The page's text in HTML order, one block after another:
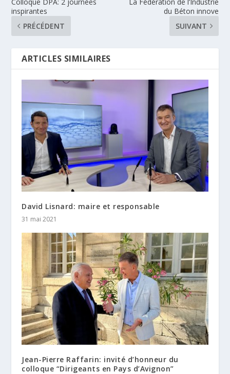
inspirantes
PRÉCÉDENT
du Béton innove
SUIVANT
ARTICLES SIMILAIRES
David Lisnard: maire et responsable
31 mai 2021
Jean-Pierre Raffarin: invité d’honneur du
colloque “Dirigeants en Pays d’Avignon”